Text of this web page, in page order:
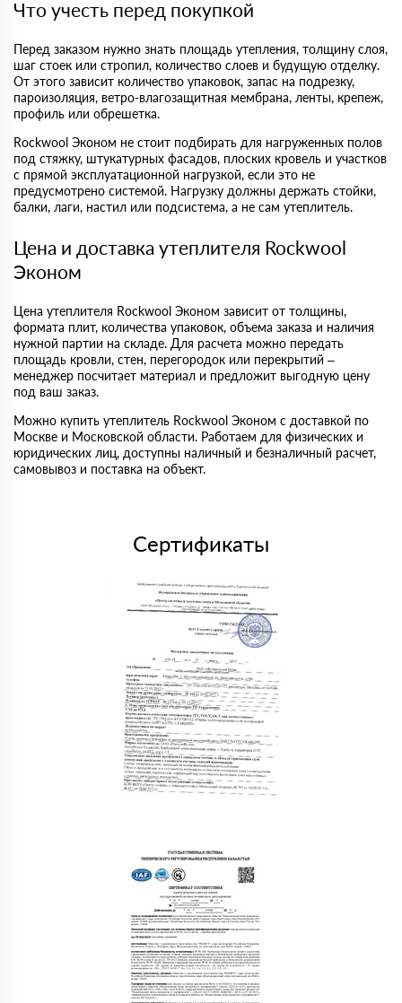
Что учесть перед покупкой
Перед заказом нужно знать площадь утепления, толщину слоя,
шаг стоек или стропил, количество слоев и будущую отделку.
От этого зависит количество упаковок, запас на подрезку,
пароизоляция, ветро-влагозащитная мембрана, ленты, крепеж,
профиль или обрешетка.
Rockwool Эконом не стоит подбирать для нагруженных полов
под стяжку, штукатурных фасадов, плоских кровель и участков
с прямой эксплуатационной нагрузкой, если это не
предусмотрено системой. Нагрузку должны держать стойки,
балки, лаги, настил или подсистема, а не сам утеплитель.
Цена и доставка утеплителя Rockwool
Эконом
Цена утеплителя Rockwool Эконом зависит от толщины,
формата плит, количества упаковок, объема заказа и наличия
нужной партии на складе. Для расчета можно передать
площадь кровли, стен, перегородок или перекрытий –
менеджер посчитает материал и предложит выгодную цену
под ваш заказ.
Можно купить утеплитель Rockwool Эконом с доставкой по
Москве и Московской области. Работаем для физических и
юридических лиц, доступны наличный и безналичный расчет,
самовывоз и поставка на объект.
Сертификаты